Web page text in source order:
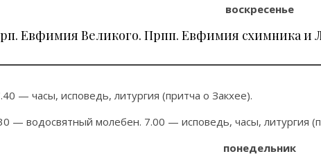
воскресенье
Евфимия Великого. Прпп. Евфимия схимника и
— часы, исповедь, литургия (притча о Закхее).
— водосвятный молебен. 7.00 — исповедь, часы, литургия
понедельник